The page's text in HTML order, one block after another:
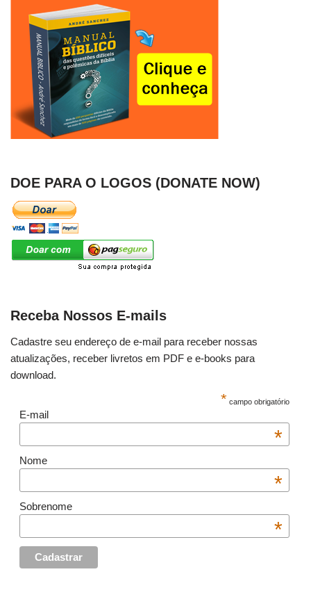
DOE PARA O LOGOS (DONATE NOW)
Receba Nossos E-mails
Cadastre seu endereço de e-mail para receber nossas
atualizações, receber livretos em PDF e e-books para
download.
* campo obrigatório
E-mail
*
Nome
*
Sobrenome
*